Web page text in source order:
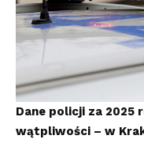
Dane policji za 2025
wątpliwości – w